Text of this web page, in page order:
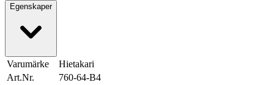
Egenskaper
Varumärke
Hietakari
Art.Nr.
760-64-B4